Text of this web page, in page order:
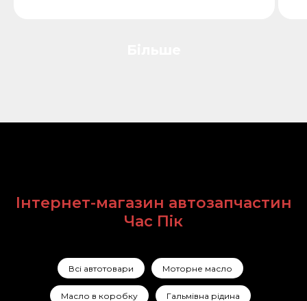
Інтернет-магазин автозапчастин
Час Пік
Всі автотовари Моторне масло
Масло в коробку Гальмівна рідина